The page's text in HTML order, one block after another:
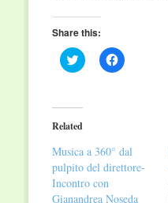
Share this:
Click
to
(Opens
in
new
Click
to
Related
Musica a 360° dal
pulpito del direttore-
Incontro con
Gianandrea Noseda